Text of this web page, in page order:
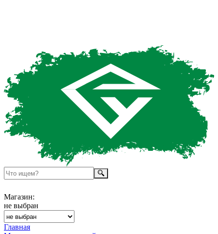
Магазин:
не выбран
Главная